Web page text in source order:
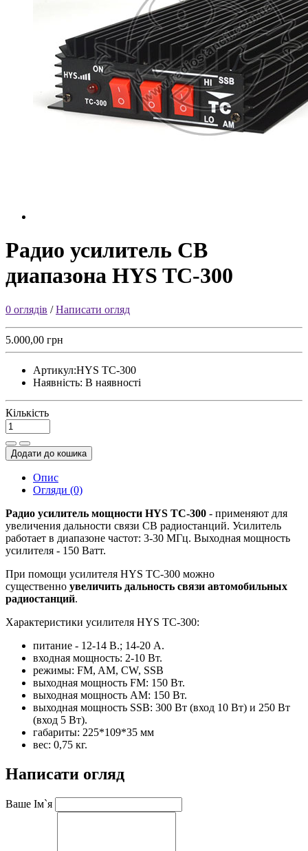
Радио усилитель CB
диапазона HYS TC-300
0 оглядів /Написати огляд
5.000,00 грн
Артикул:HYS TC-300
Наявність: В наявності
Кількість
Додати до кошика
Опис
Огляди (0)
Радио усилитель мощности HYS TC-300 - применяют для
увеличения дальности связи CB радиостанций. Усилитель
работает в диапазоне частот: 3-30 МГц. Выходная мощность
усилителя - 150 Ватт.
При помощи усилителя HYS TC-300 можно
существенно увеличить дальность связи автомобильных
радиостанций.
Характеристики усилителя HYS TC-300:
питание - 12-14 В.; 14-20 А.
входная мощность: 2-10 Вт.
режимы: FM, AM, CW, SSB
выходная мощность FM: 150 Вт.
выходная мощность AM: 150 Вт.
выходная мощность SSB: 300 Вт (вход 10 Вт) и 250 Вт
(вход 5 Вт).
габариты: 225*109*35 мм
вес: 0,75 кг.
Написати огляд
Ваше Ім`я